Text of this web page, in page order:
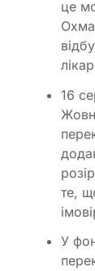
це
16
те,
У